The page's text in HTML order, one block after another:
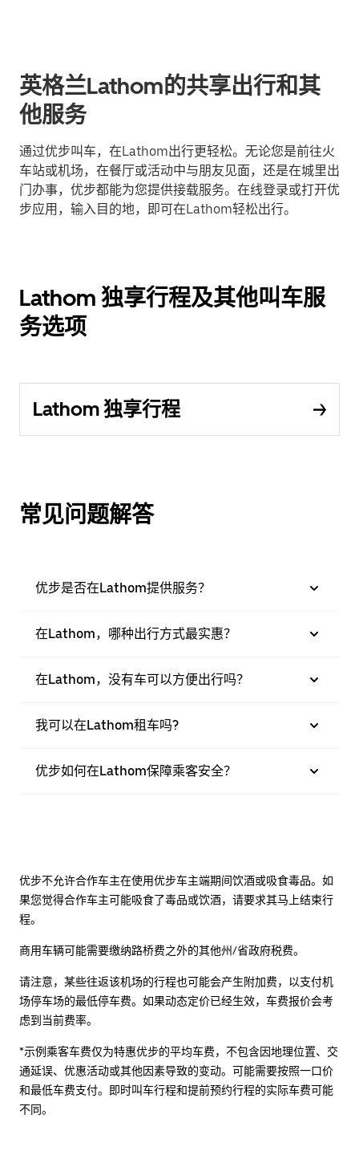
英格兰Lathom的共享出行和其
他服务
通过优步叫车，在Lathom出行更轻松。无论您是前往火
车站或机场，在餐厅或活动中与朋友见面，还是在城里出
门办事，优步都能为您提供接载服务。在线登录或打开优
步应用，输入目的地，即可在Lathom轻松出行。
Lathom 独享行程及其他叫车服
务选项
Lathom 独享行程
常见问题解答
优步是否在Lathom提供服务？
在Lathom，哪种出行方式最实惠？
在Lathom，没有车可以方便出行吗？
我可以在Lathom租车吗?
优步如何在Lathom保障乘客安全？
优步不允许合作车主在使用优步车主端期间饮酒或吸食毒品。如
果您觉得合作车主可能吸食了毒品或饮酒，请要求其马上结束行
程。
商用车辆可能需要缴纳路桥费之外的其他州/省政府税费。
请注意，某些往返该机场的行程也可能会产生附加费，以支付机
场停车场的最低停车费。如果动态定价已经生效，车费报价会考
虑到当前费率。
*示例乘客车费仅为特惠优步的平均车费，不包含因地理位置、交
通延误、优惠活动或其他因素导致的变动。可能需要按照一口价
和最低车费支付。即时叫车行程和提前预约行程的实际车费可能
不同。